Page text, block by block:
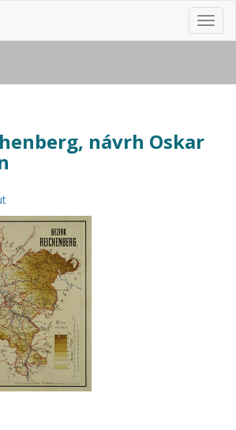
návrh Oskar